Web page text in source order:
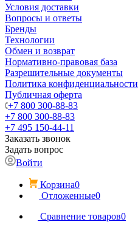
Условия доставки
Вопросы и ответы
Бренды
Технологии
Обмен и возврат
Нормативно-правовая база
Разрешительные документы
Политика конфиденциальности
Публичная оферта
+7 800 300-88-83
+7 800 300-88-83
+7 495 150-44-11
Заказать звонок
Задать вопрос
Войти
Корзина0
Отложенные0
Сравнение товаров0